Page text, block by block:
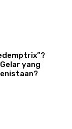
yang